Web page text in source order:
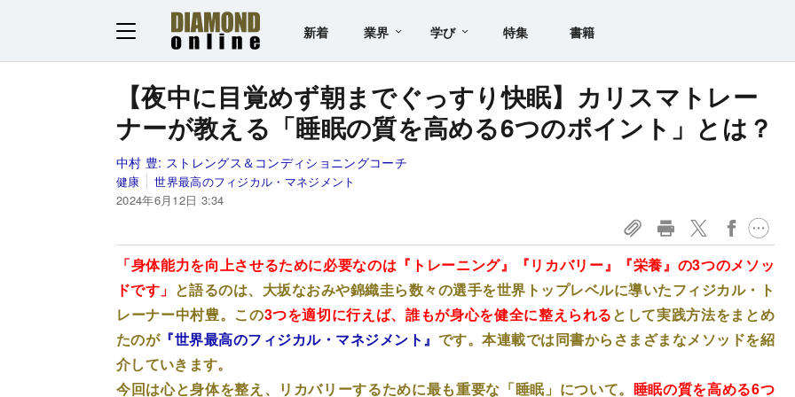
新着 業界 学び 特集 書籍
【夜中に目覚めず朝までぐっすり快眠】カリスマトレー
ナーが教える「睡眠の質を高める6つのポイント」とは？
中村 豊: ストレングス＆コンディショニングコーチ
健康
世界最高のフィジカル・マネジメント
2024年6月12日 3:34
「身体能力を向上させるために必要なのは『トレーニング』『リカバリー』『栄養』の3つのメソッ
ドです」 と語るのは、大坂なおみや錦織圭ら数々の選手を世界トップレベルに導いたフィジカル・ト
レーナー中村豊。この3つを適切に行えば、誰もが身心を健全に整えられるとして実践方法をまとめ
たのが『世界最高のフィジカル・マネジメント』 です。本連載では同書からさまざまなメソッドを紹
介していきます。
今回は心と身体を整え、リカバリーするために最も重要な「睡眠」について。 睡眠の質を高める6つ